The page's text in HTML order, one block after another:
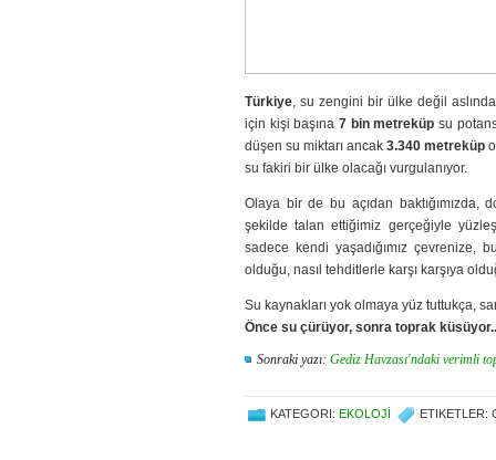
Türkiye, su zengini bir ülke değil
için kişi başına 7 bin metreküp su
düşen su miktarı ancak 3.340 metreküp
su fakiri bir ülke olacağı vurgulanıyor.
Olaya bir de bu açıdan baktığımızda,
şekilde talan ettiğimiz gerçeğiyle
sadece kendi yaşadığımız çevrenize,
olduğu, nasıl tehditlerle karşı karşıya
Su kaynakları yok olmaya yüz tuttukça,
Önce su çürüyor, sonra toprak
Sonraki yazı: Gediz Havzası'ndaki verimli
KATEGORI: EKOLOJI ETIKETLER: